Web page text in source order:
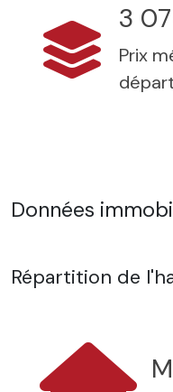
3
Prix
Données
Répartition de